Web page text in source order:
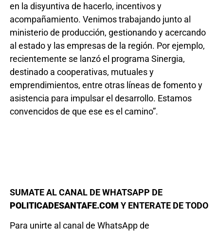
en la disyuntiva de hacerlo, incentivos y
acompañamiento. Venimos trabajando junto al
ministerio de producción, gestionando y acercando
al estado y las empresas de la región. Por ejemplo,
recientemente se lanzó el programa Sinergia,
destinado a cooperativas, mutuales y
emprendimientos, entre otras líneas de fomento y
asistencia para impulsar el desarrollo. Estamos
convencidos de que ese es el camino”.
SUMATE AL CANAL DE WHATSAPP DE
POLITICADESANTAFE.COM Y ENTERATE DE TODO
Para unirte al canal de WhatsApp de